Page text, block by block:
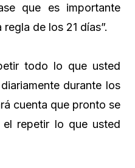
que es importante
de los 21 días”.
todo lo que usted
durante los
cuenta que pronto se
repetir lo que usted